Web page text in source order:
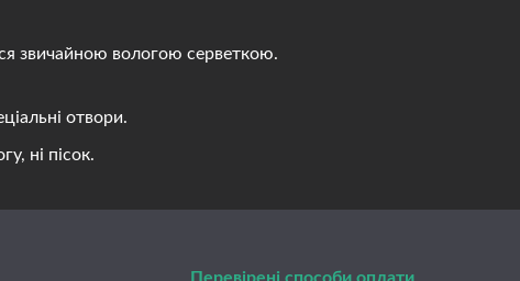
звичайною вологою серветкою.
отвори.
ні пісок.